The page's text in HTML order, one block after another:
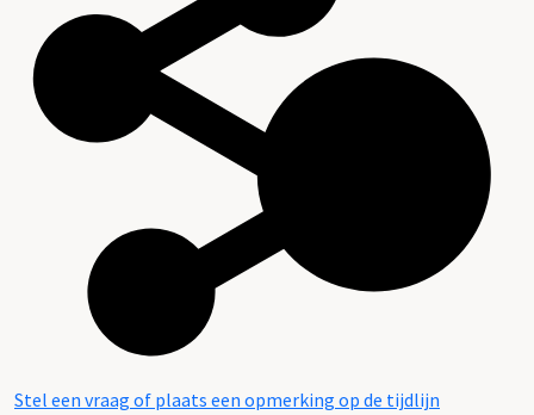
Stel een vraag of plaats een opmerking op de tijdlijn